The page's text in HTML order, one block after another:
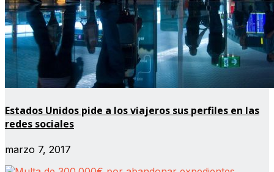
Estados Unidos pide a los viajeros sus perfiles en las
redes sociales
marzo 7, 2017